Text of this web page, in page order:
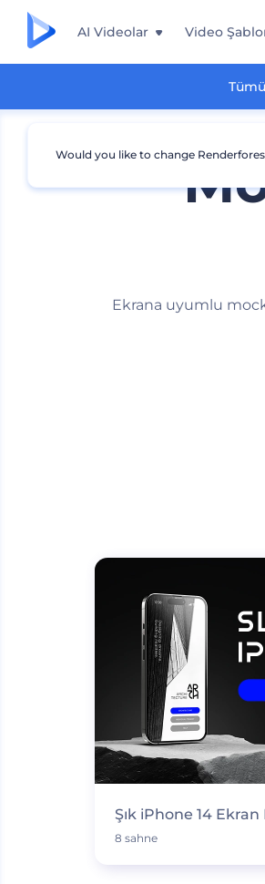
AI Videolar Video
Tümü
Ekrana uyumlu
Şık iPhone 14 Ekran
8 sahne
Would you like to change